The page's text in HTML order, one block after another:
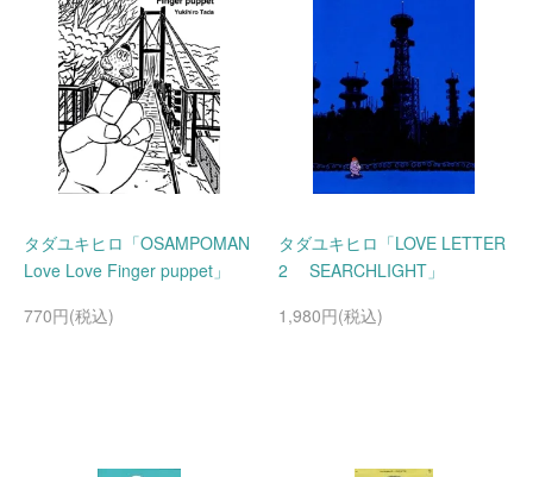
タダユキヒロ「OSAMPOMAN
Love Love Finger puppet」
770円(税込)
タダユキヒロ「LOVE LETTER
2 SEARCHLIGHT」
1,980円(税込)